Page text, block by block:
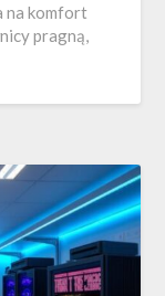
na komfort
pragną,